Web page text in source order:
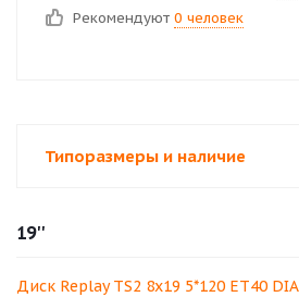
Рекомендуют 0 человек
Типоразмеры и наличие
19''
Диск Replay TS2 8x19 5*120 ET40